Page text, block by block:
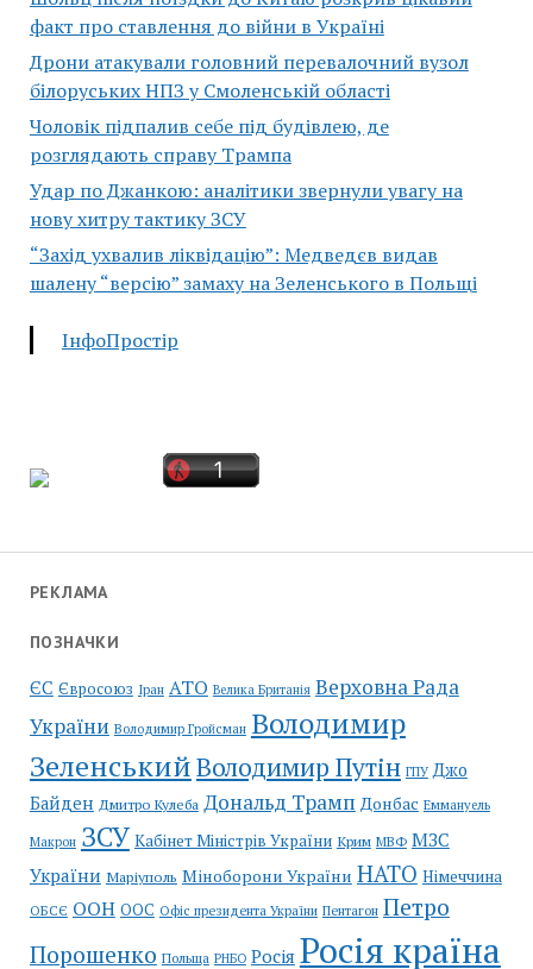
факт про ставлення до війни в Україні
Дрони атакували головний перевалочний вузол
білоруських НПЗ у Смоленській області
Чоловік підпалив себе під будівлею, де
розглядають справу Трампа
Удар по Джанкою: аналітики звернули увагу на
нову хитру тактику ЗСУ
“Захід ухвалив ліквідацію”: Медведєв видав
шалену “версію” замаху на Зеленського в Польщі
ІнфоПростір
РЕКЛАМА
ПОЗНАЧКИ
ЄС Євросоюз Іран АТО Велика Британія Верховна Рада
України Володимир Гройсман Володимир
ЗеленськийВолодимир Путін ГПУ Джо
Байден Дмитро Кулеба Дональд Трамп Донбас Еммануель
Макрон ЗСУ Кабінет Міністрів України Крим МВФ МЗС
України Маріуполь Міноборони України НАТО Німеччина
ОБСЄ ООН ООС Офіс президента України Пентагон Петро
Порошенко Польща РНБО Росія Росія країна